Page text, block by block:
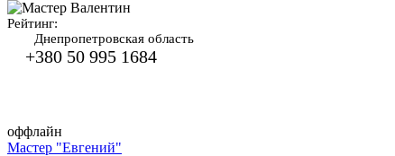
Рейтинг:
Днепропетровская область
+380 50 995 1684
оффлайн
Мастер "Евгений"